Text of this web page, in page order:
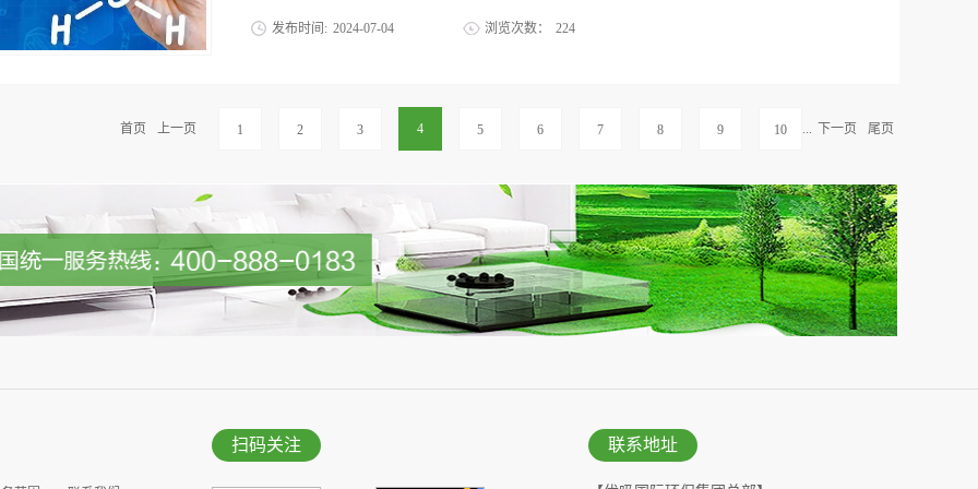
措，不仅体现了国家对青少年健康的深切关怀，也为学校室内空气治理工作指明了方向，提供
深耕室内空气治理领域多年，拥有先进的除甲醛技术和丰富的实战经验。我们深知，每一所学
校的空气质量都直接关系到师生的健康与未来，...
加，使得室内空气中的甲醛浓度升高。HEALTH 甲醛的释放周期甲醛的释放周期长达3-15年。
这一周期的长短受多种因素影响，包括建材、家具等甲醛含量，以及房子的通风情况等。01建
材与家具不同的建材和家具甲醛含量不同。例如，油漆中的甲醛可以在7-15天内挥发；壁纸胶
中的甲醛需要释放18个月以上；而中密度纤维板中的甲醛释放周期可能长达10年以上。02通风
情况室内通风情况良好时，甲醛的释放速度会更快，释放周期相对较短。反之，如果室内通风
不畅，甲醛的释放速度会变慢，释放周期会更长。HEALTH甲醛的“罪恶行径” 及处理方法危害
发布时间: 2024-07-04 浏览次数： 224
首页 上一页 1 2 3 4 5 6 7 8 9 10 ... 下一页 尾页
扫码关注 联系地址